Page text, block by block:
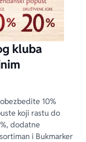
kluba
10%
koji rastu do
dodatne
i Bukmarker